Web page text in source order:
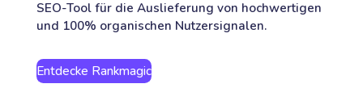
SEO-Tool für die Auslieferung von hochwertigen
und 100% organischen Nutzersignalen.
Entdecke Rankmagic